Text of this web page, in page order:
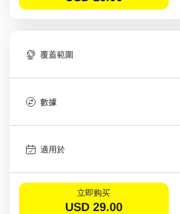
覆蓋範圍
數據
適用於
立即购买
USD 29.00